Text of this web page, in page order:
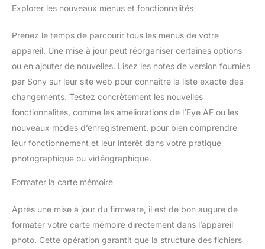
Explorer les nouveaux menus et fonctionnalités
Prenez le temps de parcourir tous les menus de votre
appareil. Une mise à jour peut réorganiser certaines options
ou en ajouter de nouvelles. Lisez les notes de version fournies
par Sony sur leur site web pour connaître la liste exacte des
changements. Testez concrètement les nouvelles
fonctionnalités, comme les améliorations de l’Eye AF ou les
nouveaux modes d’enregistrement, pour bien comprendre
leur fonctionnement et leur intérêt dans votre pratique
photographique ou vidéographique.
Formater la carte mémoire
Après une mise à jour du firmware, il est de bon augure de
formater votre carte mémoire directement dans l’appareil
photo. Cette opération garantit que la structure des fichiers